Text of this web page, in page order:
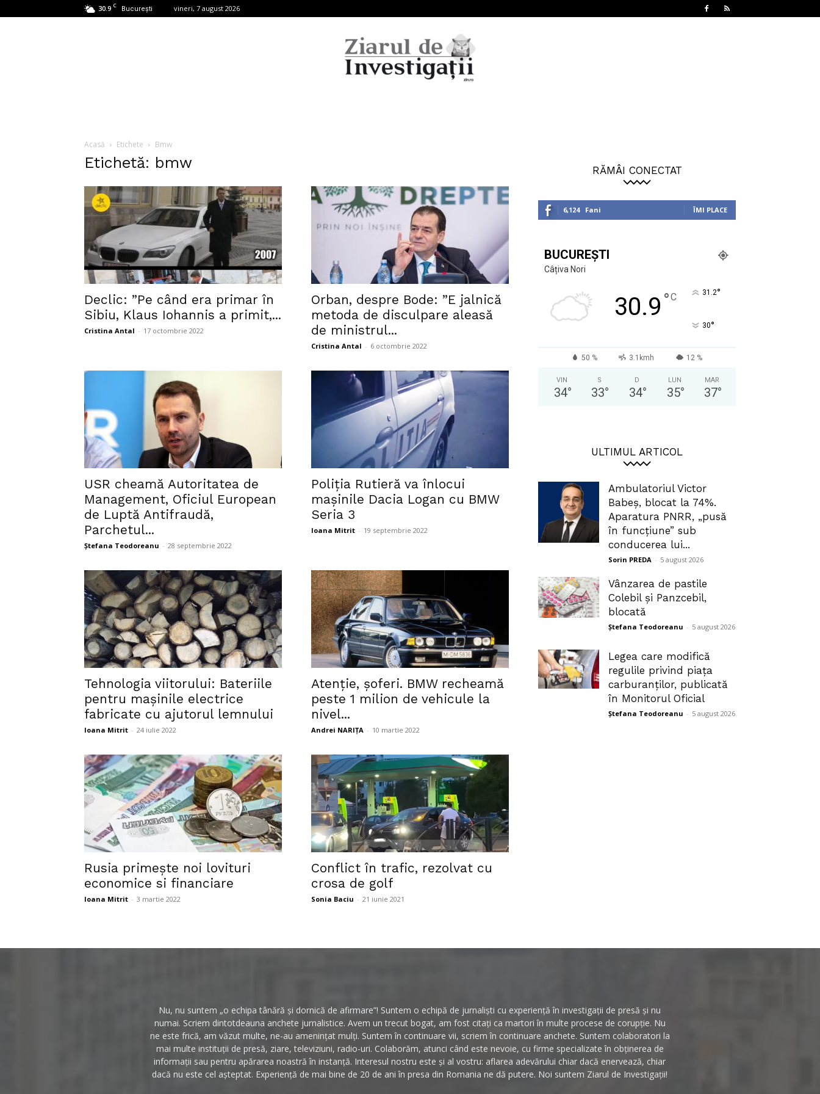
30.9 C București vineri, 7 august 2026
de
Investigații
Acasă Etichete Bmw
Etichetă: bmw
Declic: ”Pe când era primar în
Sibiu, Klaus Iohannis a primit,...
Cristina Antal - 17 octombrie 2022
Orban, despre Bode: ”E jalnică
metoda de disculpare aleasă
de ministrul...
Cristina Antal - 6 octombrie 2022
USR cheamă Autoritatea de
Management, Oficiul European
de Luptă Antifraudă,
Parchetul...
Ștefana Teodoreanu - 28 septembrie 2022
Poliția Rutieră va înlocui
mașinile Dacia Logan cu BMW
Seria 3
Ioana Mitrit - 19 septembrie 2022
Tehnologia viitorului: Bateriile
pentru mașinile electrice
fabricate cu ajutorul lemnului
Ioana Mitrit - 24 iulie 2022
Atenție, șoferi. BMW recheamă
peste 1 milion de vehicule la
nivel...
Andrei NARIȚA - 10 martie 2022
Rusia primește noi lovituri
economice si financiare
Ioana Mitrit - 3 martie 2022
Conflict în trafic, rezolvat cu
crosa de golf
Sonia Baciu - 21 iunie 2021
RĂMÂI CONECTAT
6,124 Fani ÎMI PLACE
BUCUREȘTI
Câțiva Nori
30.9 °C 31.2°
30°
50 % 3.1kmh 12 %
VIN
34°
S
33°
D
34°
LUN
35°
MAR
37°
ULTIMUL ARTICOL
Ambulatoriul Victor
Babeș, blocat la 74%.
Aparatura PNRR, „pusă
în funcțiune” sub
conducerea lui...
Sorin PREDA - 5 august 2026
Vânzarea de pastile
Colebil și Panzcebil,
blocată
Ștefana Teodoreanu - 5 august 2026
Legea care modifică
regulile privind piața
carburanților, publicată
în Monitorul Oficial
Ștefana Teodoreanu - 5 august 2026
Nu, nu suntem „o echipa tânără și dornică de afirmare”! Suntem o echipă de jurnaliști cu experiență în investigații de presă și nu
numai. Scriem dintotdeauna anchete jurnalistice. Avem un trecut bogat, am fost citați ca martori în multe procese de corupție. Nu
ne este frică, am văzut multe, ne-au amenințat mulți. Suntem în continuare vii, scriem în continuare anchete. Suntem colaboratori la
mai multe instituții de presă, ziare, televiziuni, radio-uri. Colaborăm, atunci când este nevoie, cu firme specializate în obținerea de
informații sau pentru apărarea noastră în instanță. Interesul nostru este și al vostru: aflarea adevărului chiar dacă enervează, chiar
dacă nu este cel așteptat. Experiență de mai bine de 20 de ani în presa din Romania ne dă putere. Noi suntem Ziarul de Investigații!